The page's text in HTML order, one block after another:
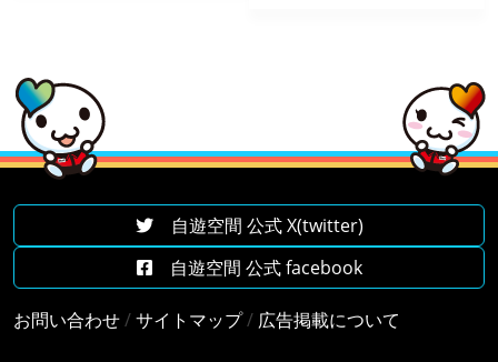
自遊空間 公式 X(twitter)
自遊空間 公式 facebook
お問い合わせ/サイトマップ/ 広告掲載について